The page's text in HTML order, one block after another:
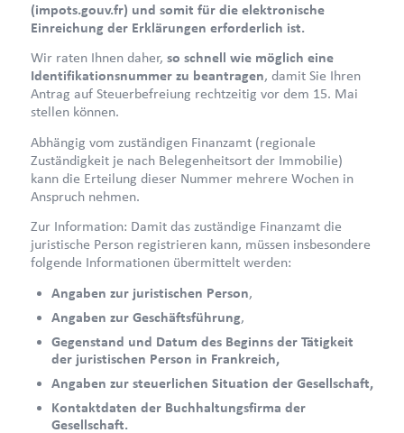
(impots.gouv.fr) und somit für die elektronische
Einreichung der Erklärungen erforderlich ist.
Wir raten Ihnen daher, so schnell wie möglich eine
Identifikationsnummer zu beantragen, damit Sie Ihren
Antrag auf Steuerbefreiung rechtzeitig vor dem 15. Mai
stellen können.
Abhängig vom zuständigen Finanzamt (regionale
Zuständigkeit je nach Belegenheitsort der Immobilie)
kann die Erteilung dieser Nummer mehrere Wochen in
Anspruch nehmen.
Zur Information: Damit das zuständige Finanzamt die
juristische Person registrieren kann, müssen insbesondere
folgende Informationen übermittelt werden:
Angaben zur juristischen Person,
Angaben zur Geschäftsführung,
Gegenstand und Datum des Beginns der Tätigkeit
der juristischen Person in Frankreich,
Angaben zur steuerlichen Situation der Gesellschaft,
Kontaktdaten der Buchhaltungsfirma der
Gesellschaft.